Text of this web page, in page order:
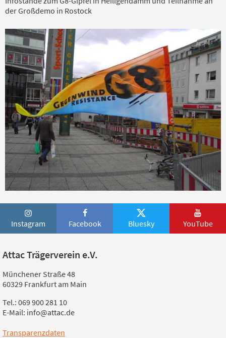
der Großdemo in Rostock
Instagram Facebook Bluesky YouTube
Attac Trägerverein e.V.
Münchener Straße 48
60329 Frankfurt am Main
Tel.: 069 900 281 10
E-Mail: info@attac.de
Transparenzdaten